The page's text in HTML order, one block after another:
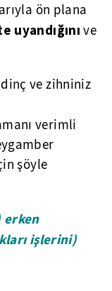
ön plana
uyandığını ve
ve zihniniz
verimli
şöyle
erken
işlerini)